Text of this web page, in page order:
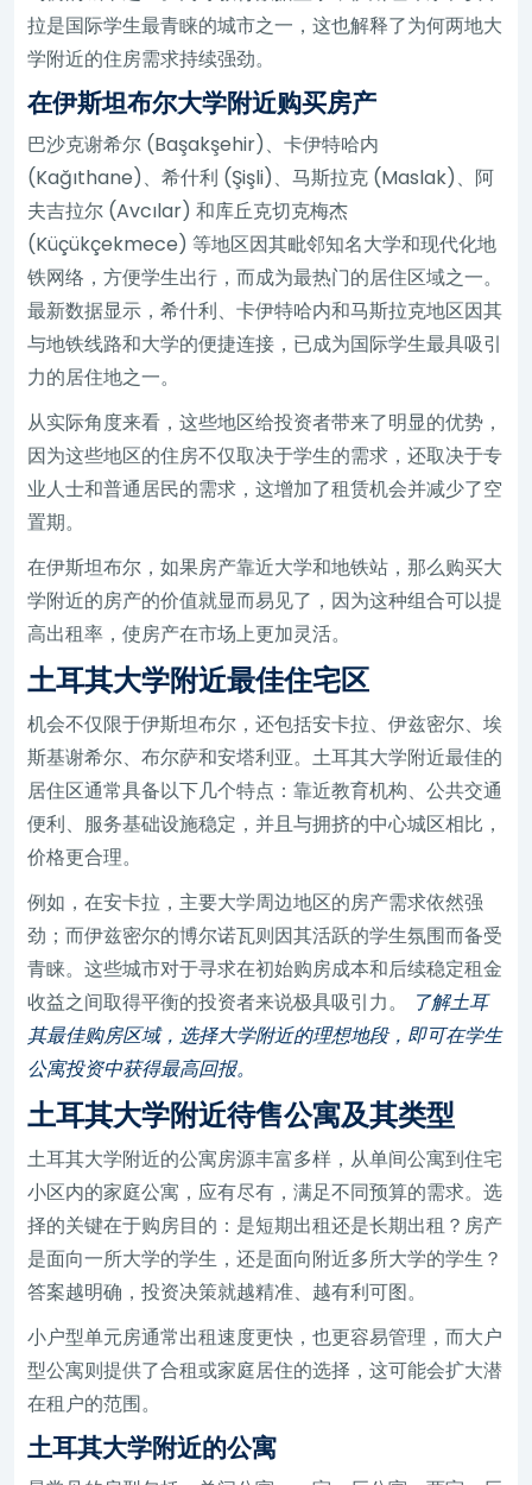
拉是国际学生最青睐的城市之一，这也解释了为何两地大
学附近的住房需求持续强劲。
在伊斯坦布尔大学附近购买房产
巴沙克谢希尔 (Başakşehir)、卡伊特哈内
(Kağıthane)、希什利 (Şişli)、马斯拉克 (Maslak)、阿
夫吉拉尔 (Avcılar) 和库丘克切克梅杰
(Küçükçekmece) 等地区因其毗邻知名大学和现代化地
铁网络，方便学生出行，而成为最热门的居住区域之一。
最新数据显示，希什利、卡伊特哈内和马斯拉克地区因其
与地铁线路和大学的便捷连接，已成为国际学生最具吸引
力的居住地之一。
从实际角度来看，这些地区给投资者带来了明显的优势，
因为这些地区的住房不仅取决于学生的需求，还取决于专
业人士和普通居民的需求，这增加了租赁机会并减少了空
置期。
在伊斯坦布尔，如果房产靠近大学和地铁站，那么购买大
学附近的房产的价值就显而易见了，因为这种组合可以提
高出租率，使房产在市场上更加灵活。
土耳其大学附近最佳住宅区
机会不仅限于伊斯坦布尔，还包括安卡拉、伊兹密尔、埃
斯基谢希尔、布尔萨和安塔利亚。土耳其大学附近最佳的
居住区通常具备以下几个特点：靠近教育机构、公共交通
便利、服务基础设施稳定，并且与拥挤的中心城区相比，
价格更合理。
例如，在安卡拉，主要大学周边地区的房产需求依然强
劲；而伊兹密尔的博尔诺瓦则因其活跃的学生氛围而备受
青睐。这些城市对于寻求在初始购房成本和后续稳定租金
收益之间取得平衡的投资者来说极具吸引力。
了解土耳
其最佳购房区域，选择大学附近的理想地段，即可在学生
公寓投资中获得最高回报。
土耳其大学附近待售公寓及其类型
土耳其大学附近的公寓房源丰富多样，从单间公寓到住宅
小区内的家庭公寓，应有尽有，满足不同预算的需求。选
择的关键在于购房目的：是短期出租还是长期出租？房产
是面向一所大学的学生，还是面向附近多所大学的学生？
答案越明确，投资决策就越精准、越有利可图。
小户型单元房通常出租速度更快，也更容易管理，而大户
型公寓则提供了合租或家庭居住的选择，这可能会扩大潜
在租户的范围。
土耳其大学附近的公寓